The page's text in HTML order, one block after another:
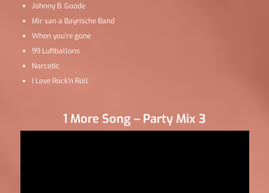
Johnny B. Goode
Mir san a Bayrische Band
When you’re gone
99 Luftballons
Narcotic
I Love Rock’n Roll
1 More Song – Party Mix 3